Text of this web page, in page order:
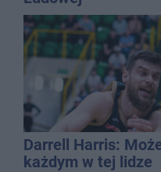
Darrell Harris:
każdym w tej lidze